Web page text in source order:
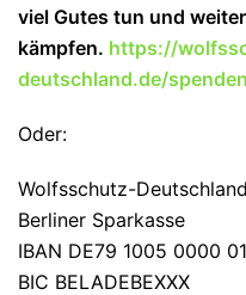
viel Gutes tun und wei
kämpfen. https://
deutschland.de/
Oder:
Wolfsschutz-
Berliner Sparkasse
IBAN DE79 1005 0000
BIC BELADEBEXXX